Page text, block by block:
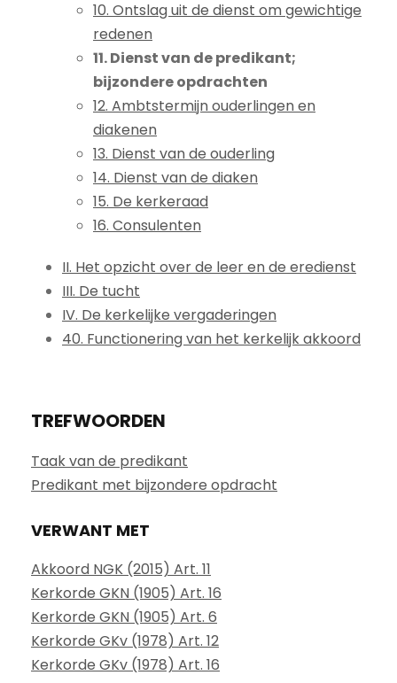
10. Ontslag uit de dienst om gewichtige
redenen
11. Dienst van de predikant;
bijzondere opdrachten
12. Ambtstermijn ouderlingen en
diakenen
13. Dienst van de ouderling
14. Dienst van de diaken
15. De kerkeraad
16. Consulenten
II. Het opzicht over de leer en de eredienst
III. De tucht
IV. De kerkelijke vergaderingen
40. Functionering van het kerkelijk akkoord
TREFWOORDEN
Taak van de predikant
Predikant met bijzondere opdracht
VERWANT MET
Akkoord NGK (2015) Art. 11
Kerkorde GKN (1905) Art. 16
Kerkorde GKN (1905) Art. 6
Kerkorde GKv (1978) Art. 12
Kerkorde GKv (1978) Art. 16